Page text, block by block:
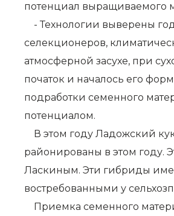
потенциал выращиваемого
- Технологии выверены
селекционеров,
атмосферной засухе, при
початок и началось его
подработки семенного
потенциалом.
В этом году Ладожский
районированы в этом году.
Ласкиным. Эти гибриды
востребованными у
Приемка семенного